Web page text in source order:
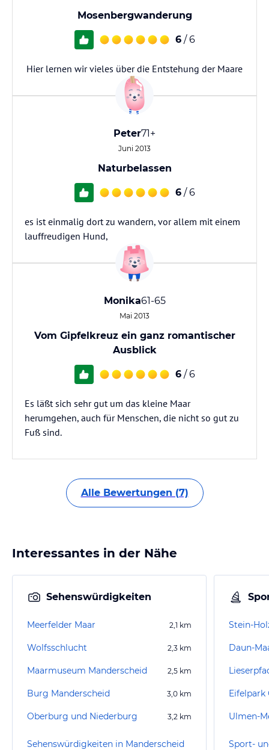
Mosenbergwanderung
6 / 6
Hier lernen wir vieles über die Entstehung der Maare
Peter71+
Juni 2013
Naturbelassen
6 / 6
es ist einmalig dort zu wandern, vor allem mit einem
lauffreudigen Hund,
Monika61-65
Mai 2013
Vom Gipfelkreuz ein ganz romantischer
Ausblick
6 / 6
Es läßt sich sehr gut um das kleine Maar
herumgehen, auch für Menschen, die nicht so gut zu
Fuß sind.
Alle Bewertungen (7)
Interessantes in der Nähe
Sehenswürdigkeiten
Meerfelder Maar 2,1 km
Wolfsschlucht 2,3 km
Maarmuseum Manderscheid 2,5 km
Burg Manderscheid 3,0 km
Oberburg und Niederburg 3,2 km
Sehenswürdigkeiten in Manderscheid
Daun-
Eifelpark
Ulmen-